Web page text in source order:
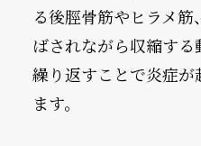
る後脛骨筋やヒラメ
ばされながら収縮す
繰り返すことで炎症
ます。